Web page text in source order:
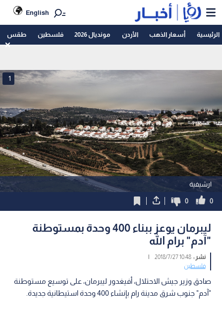
English
الرئيسية أسعار الذهب الأردن مونديال 2026 فلسطين طقس
ارشيفية
1
0
0
ليبرمان يوعز ببناء 400 وحدة بمستوطنة
"آدم" برام الله
نشر :10:48 2018/7/27
|
فلسطين
صادق وزير جيش الاحتلال، أفيغدور ليبرمان، على توسيع مستوطنة
"آدم" جنوب شرق مدينة رام بإنشاء 400 وحدة استيطانية جديدة.